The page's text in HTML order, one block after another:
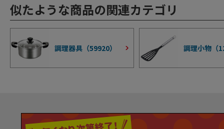
似たような商品の関連カテゴリ
調理器具（59920） 調理小物（